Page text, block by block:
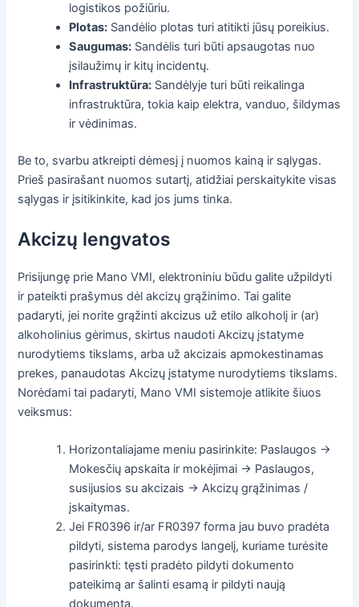
logistikos požiūriu.
Plotas: Sandėlio plotas turi atitikti jūsų poreikius.
Saugumas: Sandėlis turi būti apsaugotas nuo
įsilaužimų ir kitų incidentų.
Infrastruktūra: Sandėlyje turi būti reikalinga
infrastruktūra, tokia kaip elektra, vanduo, šildymas
ir vėdinimas.
Be to, svarbu atkreipti dėmesį į nuomos kainą ir sąlygas.
Prieš pasirašant nuomos sutartį, atidžiai perskaitykite visas
sąlygas ir įsitikinkite, kad jos jums tinka.
Akcizų lengvatos
Prisijungę prie Mano VMI, elektroniniu būdu galite užpildyti
ir pateikti prašymus dėl akcizų grąžinimo. Tai galite
padaryti, jei norite grąžinti akcizus už etilo alkoholį ir (ar)
alkoholinius gėrimus, skirtus naudoti Akcizų įstatyme
nurodytiems tikslams, arba už akcizais apmokestinamas
prekes, panaudotas Akcizų įstatyme nurodytiems tikslams.
Norėdami tai padaryti, Mano VMI sistemoje atlikite šiuos
veiksmus:
Horizontaliajame meniu pasirinkite: Paslaugos ->
Mokesčių apskaita ir mokėjimai -> Paslaugos,
susijusios su akcizais -> Akcizų grąžinimas /
įskaitymas.
Jei FR0396 ir/ar FR0397 forma jau buvo pradėta
pildyti, sistema parodys langelį, kuriame turėsite
pasirinkti: tęsti pradėto pildyti dokumento
pateikimą ar šalinti esamą ir pildyti naują
dokumentą.